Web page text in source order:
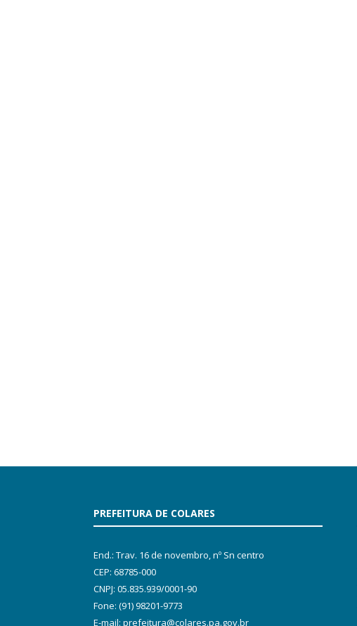
PREFEITURA DE COLARES
End.: Trav. 16 de novembro, nº Sn centro
CEP: 68785-000
CNPJ: 05.835.939/0001-90
Fone: (91) 98201-9773
E-mail: prefeitura@colares.pa.gov.br